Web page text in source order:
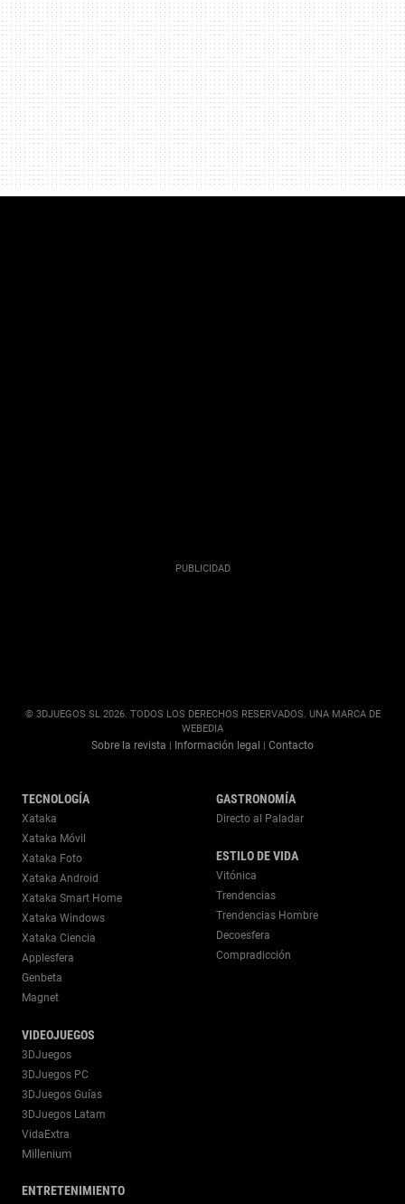
© 3DJUEGOS SL 2026. TODOS LOS DERECHOS RESERVADOS. UNA MARCA DE
WEBEDIA
Sobre la revista | Información legal | Contacto
TECNOLOGÍA
Xataka
Xataka Móvil
Xataka Foto
Xataka Android
Xataka Smart Home
Xataka Windows
Xataka Ciencia
Applesfera
Genbeta
Magnet
VIDEOJUEGOS
3DJuegos
3DJuegos PC
3DJuegos Guías
3DJuegos Latam
VidaExtra
Millenium
ENTRETENIMIENTO
GASTRONOMÍA
Directo al Paladar
ESTILO DE VIDA
Vitónica
Trendencias
Trendencias Hombre
Decoesfera
Compradicción